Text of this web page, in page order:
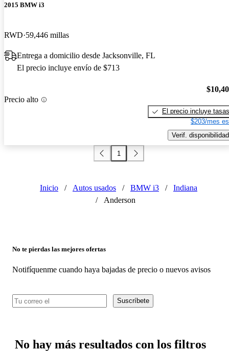
2015 BMW i3
RWD 59,446 millas
Entrega a domicilio desde Jacksonville, FL
El precio incluye envío de $713
Precio alto
El precio incluye tasas
$203/mes
Verif. disponibilidad
1
Inicio / Autos usados / BMW i3 /
Indiana
/
Anderson
No te pierdas las mejores ofertas
Notifíquenme cuando haya bajadas de precio o nuevos avisos
Suscríbete
No hay más resultados con los filtros